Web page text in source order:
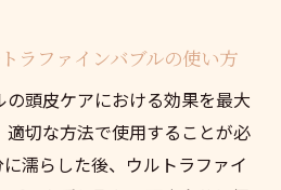
ラファインバブルの使い方
頭皮ケアにおける効果を最大
切な方法で使用することが必
濡らした後、ウルトラファイ